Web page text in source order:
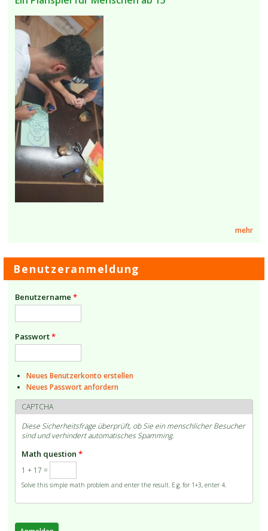
mehr
Benutzeranmeldung
Benutzername*
Passwort*
Neues Benutzerkonto erstellen
Neues Passwort anfordern
CAPTCHA
Diese Sicherheitsfrage überprüft, ob Sie ein menschlicher Besucher
sind und verhindert automatisches Spamming.
Math question*
1 + 17 =
Solve this simple math problem and enter the result. E.g. for 1+3, enter 4.